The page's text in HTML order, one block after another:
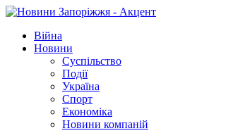
Війна
Новини
Суспільство
Події
Україна
Спорт
Економіка
Новини компаній